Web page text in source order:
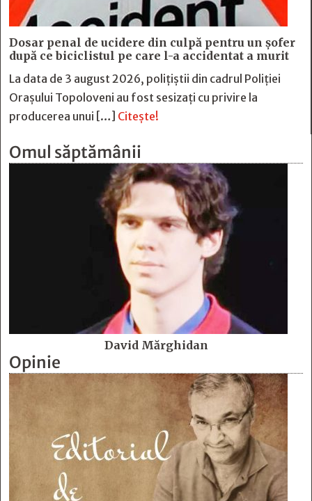
Dosar penal de ucidere din culpă pentru un șofer
după ce biciclistul pe care l-a accidentat a murit
La data de 3 august 2026, polițiștii din cadrul Poliției
Orașului Topoloveni au fost sesizați cu privire la
producerea unui […] Citește!
Omul săptămânii
David Mărghidan
Opinie